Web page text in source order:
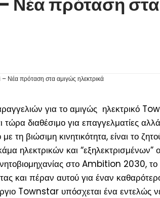
για το αμιγώς ηλεκτρικό
διαθέσιμο για επαγγελματίες αλλά
τη βιώσιμη κινητικότητα, είναι το
ηλεκτρικών και
στο Ambition 2030,
και πέραν αυτού για έναν
Townstar υπόσχεται ένα εντελώς